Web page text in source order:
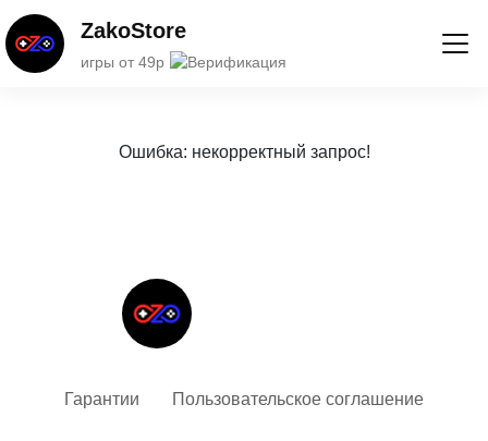
ZakoStore
игры от 49р
Ошибка: некорректный запрос!
Гарантии Пользовательское соглашение